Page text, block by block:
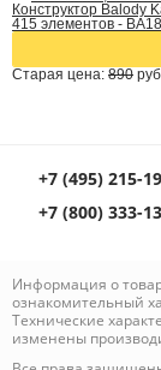
Конструктор Balody
415 элементов -
Старая цена: 890
+7 (495) 215-
+7 (800) 333-
Информация о
ознакомительный
Технические
изменены